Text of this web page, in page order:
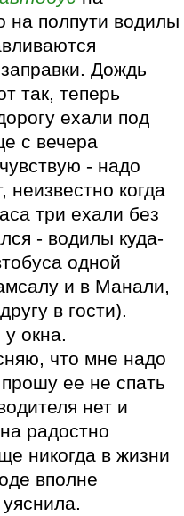
на полпути водилы
Дождь
так, теперь
ехали под
с вечера
- надо
неизвестно когда
три ехали без
- водилы куда-
одной
и в Манали,
в гости).
окна.
что мне надо
прошу ее не спать
нет и
радостно
никогда в жизни
вполне